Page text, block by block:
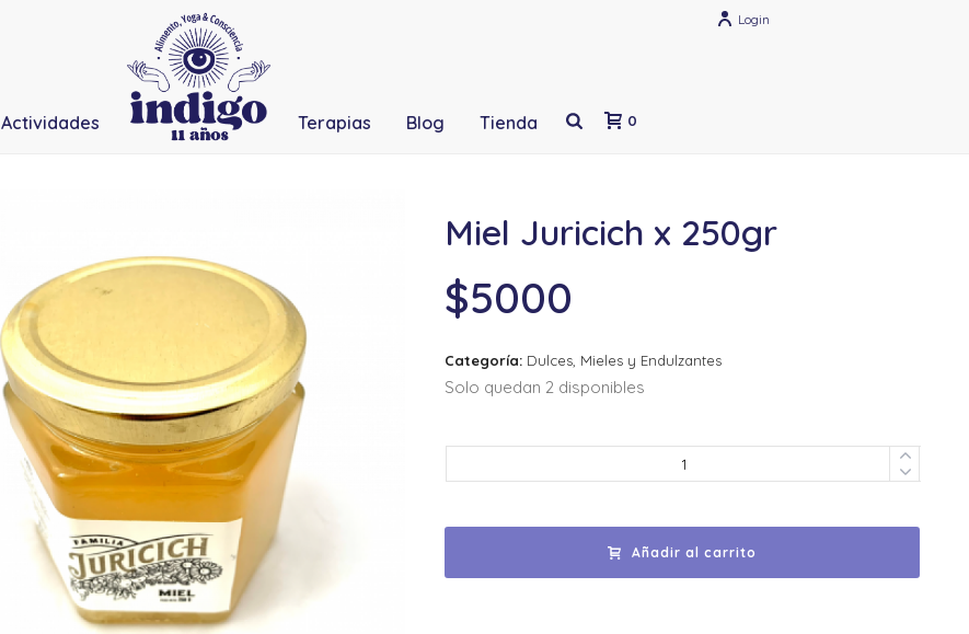
Login
Actividades Terapias Blog Tienda 0
Miel Juricich x 250gr
$5000
Categoría: Dulces, Mieles y Endulzantes
Solo quedan 2 disponibles
Añadir al carrito